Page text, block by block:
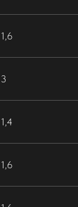
1,6
3
1,4
1,6